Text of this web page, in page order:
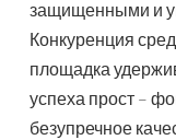
защищенными и
Конкуренция
площадка
успеха прост –
безупречное